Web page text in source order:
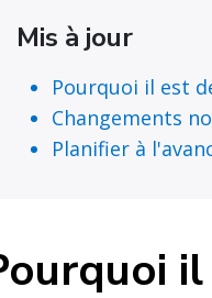
Mis à jour
Pourquoi il est
Changements
Planifier à